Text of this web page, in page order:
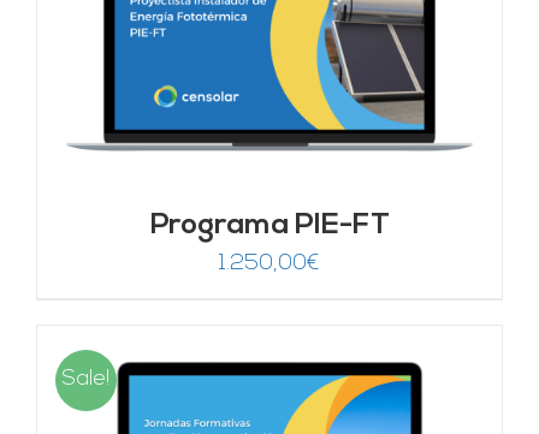
Programa PIE-FT
1.250,00€
Sale!